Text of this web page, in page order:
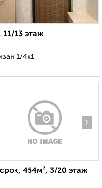
11/13 этаж
1/4к1
›
454м², 3/20 этаж